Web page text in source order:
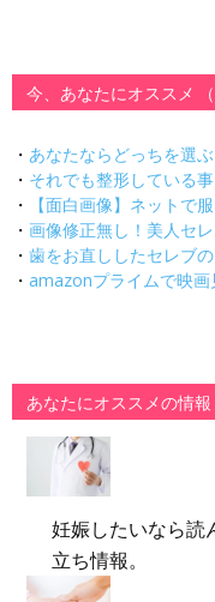
今、あなたにオススメ （
・ あなたならどっちを選
・ それでも整形している
・
【面白画像】ネットで
・ 画像修正無し！美人セ
・ 歯をお直ししたセレブ
・ amazonプライムで映
あなたにオススメの情報
妊娠したいなら読
立ち情報。